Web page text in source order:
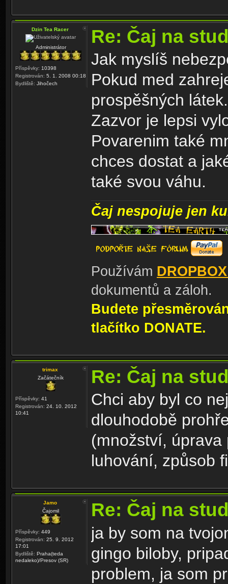
Dzin Tea Racer
Administrátor
Příspěvky: 10398
Registrován: 5. 1. 2008 00:18
Bydliště: Jihočech
Re: Čaj na
Jak myslíš
Pokud med
prospěšných
Zazvor je lepsi
Povarenim také
chces dostat a
také svou váhu.
Čaj nespojuje jen
Používám
dokumentů a záloh.
Budete
tlačítko DONATE.
trimax
Začátečník
Příspěvky: 41
Registrován: 24. 10. 2012
10:41
Re: Čaj na
Chci aby byl co
dlouhodobě
(množství,
luhování, způsob
Jamo
Čajomil
Příspěvky: 449
Registrován: 25. 9. 2012
17:01
Bydliště: Praha(teda
nedaleko)/Presov (SR)
Re: Čaj na
ja by som na
gingo biloby,
problem, ja som